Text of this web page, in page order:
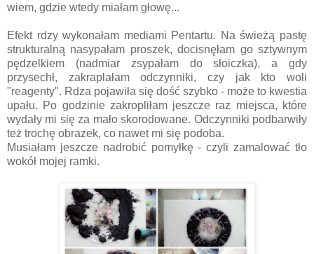
wiem, gdzie wtedy miałam głowę...
Efekt rdzy wykonałam mediami Pentartu. Na świeżą pastę
strukturalną nasypałam proszek, docisnęłam go sztywnym
pędzelkiem (nadmiar zsypałam do słoiczka), a gdy
przysechł, zakraplałam odczynniki, czy jak kto woli
"reagenty". Rdza pojawiła się dość szybko - może to kwestia
upału. Po godzinie zakropliłam jeszcze raz miejsca, które
wydały mi się za mało skorodowane. Odczynniki podbarwiły
też trochę obrazek, co nawet mi się podoba.
Musiałam jeszcze nadrobić pomyłkę - czyli zamalować tło
wokół mojej ramki.